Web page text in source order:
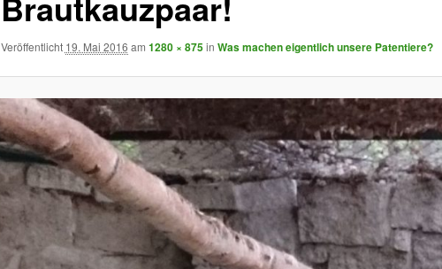
Veröffentlicht 19. Mai 2016 am 1280 × 875in Was machen eigentlich unsere Patentiere?